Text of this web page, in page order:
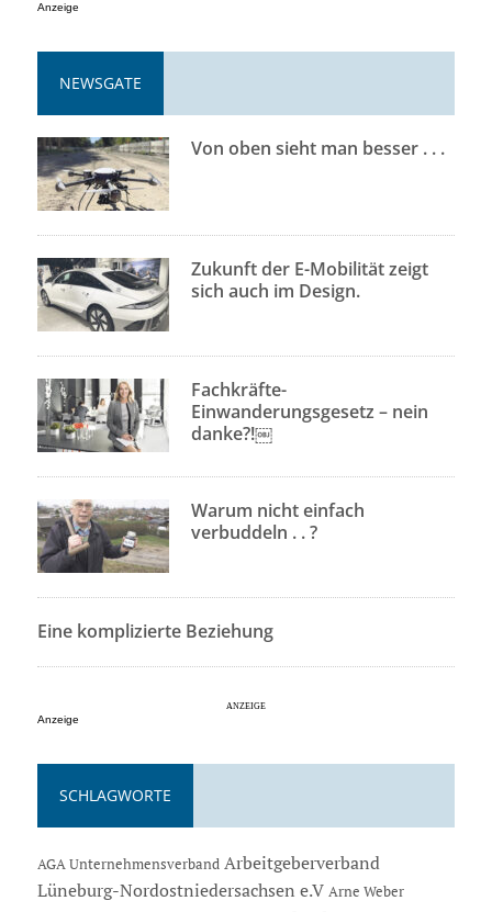
Anzeige
NEWSGATE
Von oben sieht man besser . . .
Zukunft der E-Mobilität zeigt
sich auch im Design.
Fachkräfte-
Einwanderungsgesetz – nein
danke?!￼
Warum nicht einfach
verbuddeln . . ?
Eine komplizierte Beziehung
Anzeige
SCHLAGWORTE
AGA Unternehmensverband Arbeitgeberverband
Lüneburg-Nordostniedersachsen e.V Arne Weber